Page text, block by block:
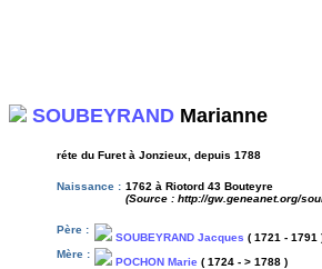
SOUBEYRAND Marianne
réte du Furet à Jonzieux, depuis 1788
Naissance : 1762 à Riotord 43 Bouteyre
(Source : http://gw.geneanet.org/
Père :
SOUBEYRAND Jacques ( 1721 - 1791
Mère :
POCHON Marie ( 1724 - > 1788 )